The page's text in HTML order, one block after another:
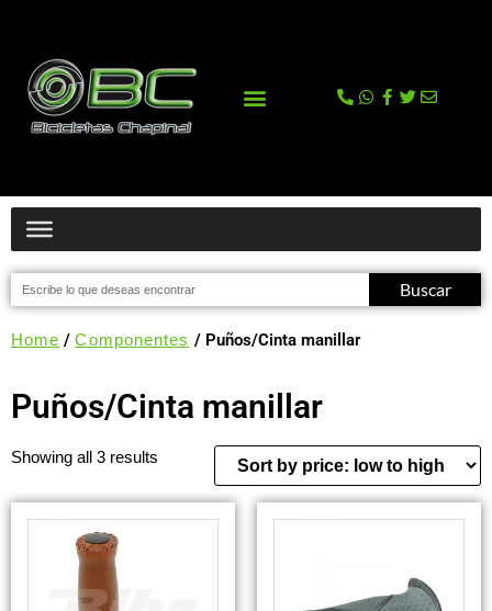
Buscar
Home /Componentes / Puños/Cinta manillar
Puños/Cinta manillar
Showing all 3 results